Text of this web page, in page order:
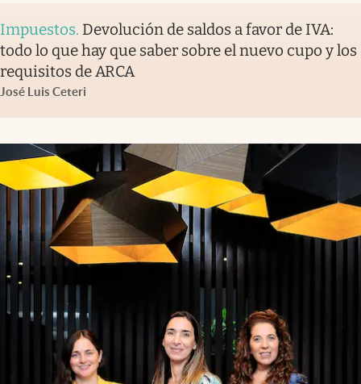
Impuestos. Devolución de saldos a favor de IVA:
todo lo que hay que saber sobre el nuevo cupo y los
requisitos de ARCA
José Luis Ceteri